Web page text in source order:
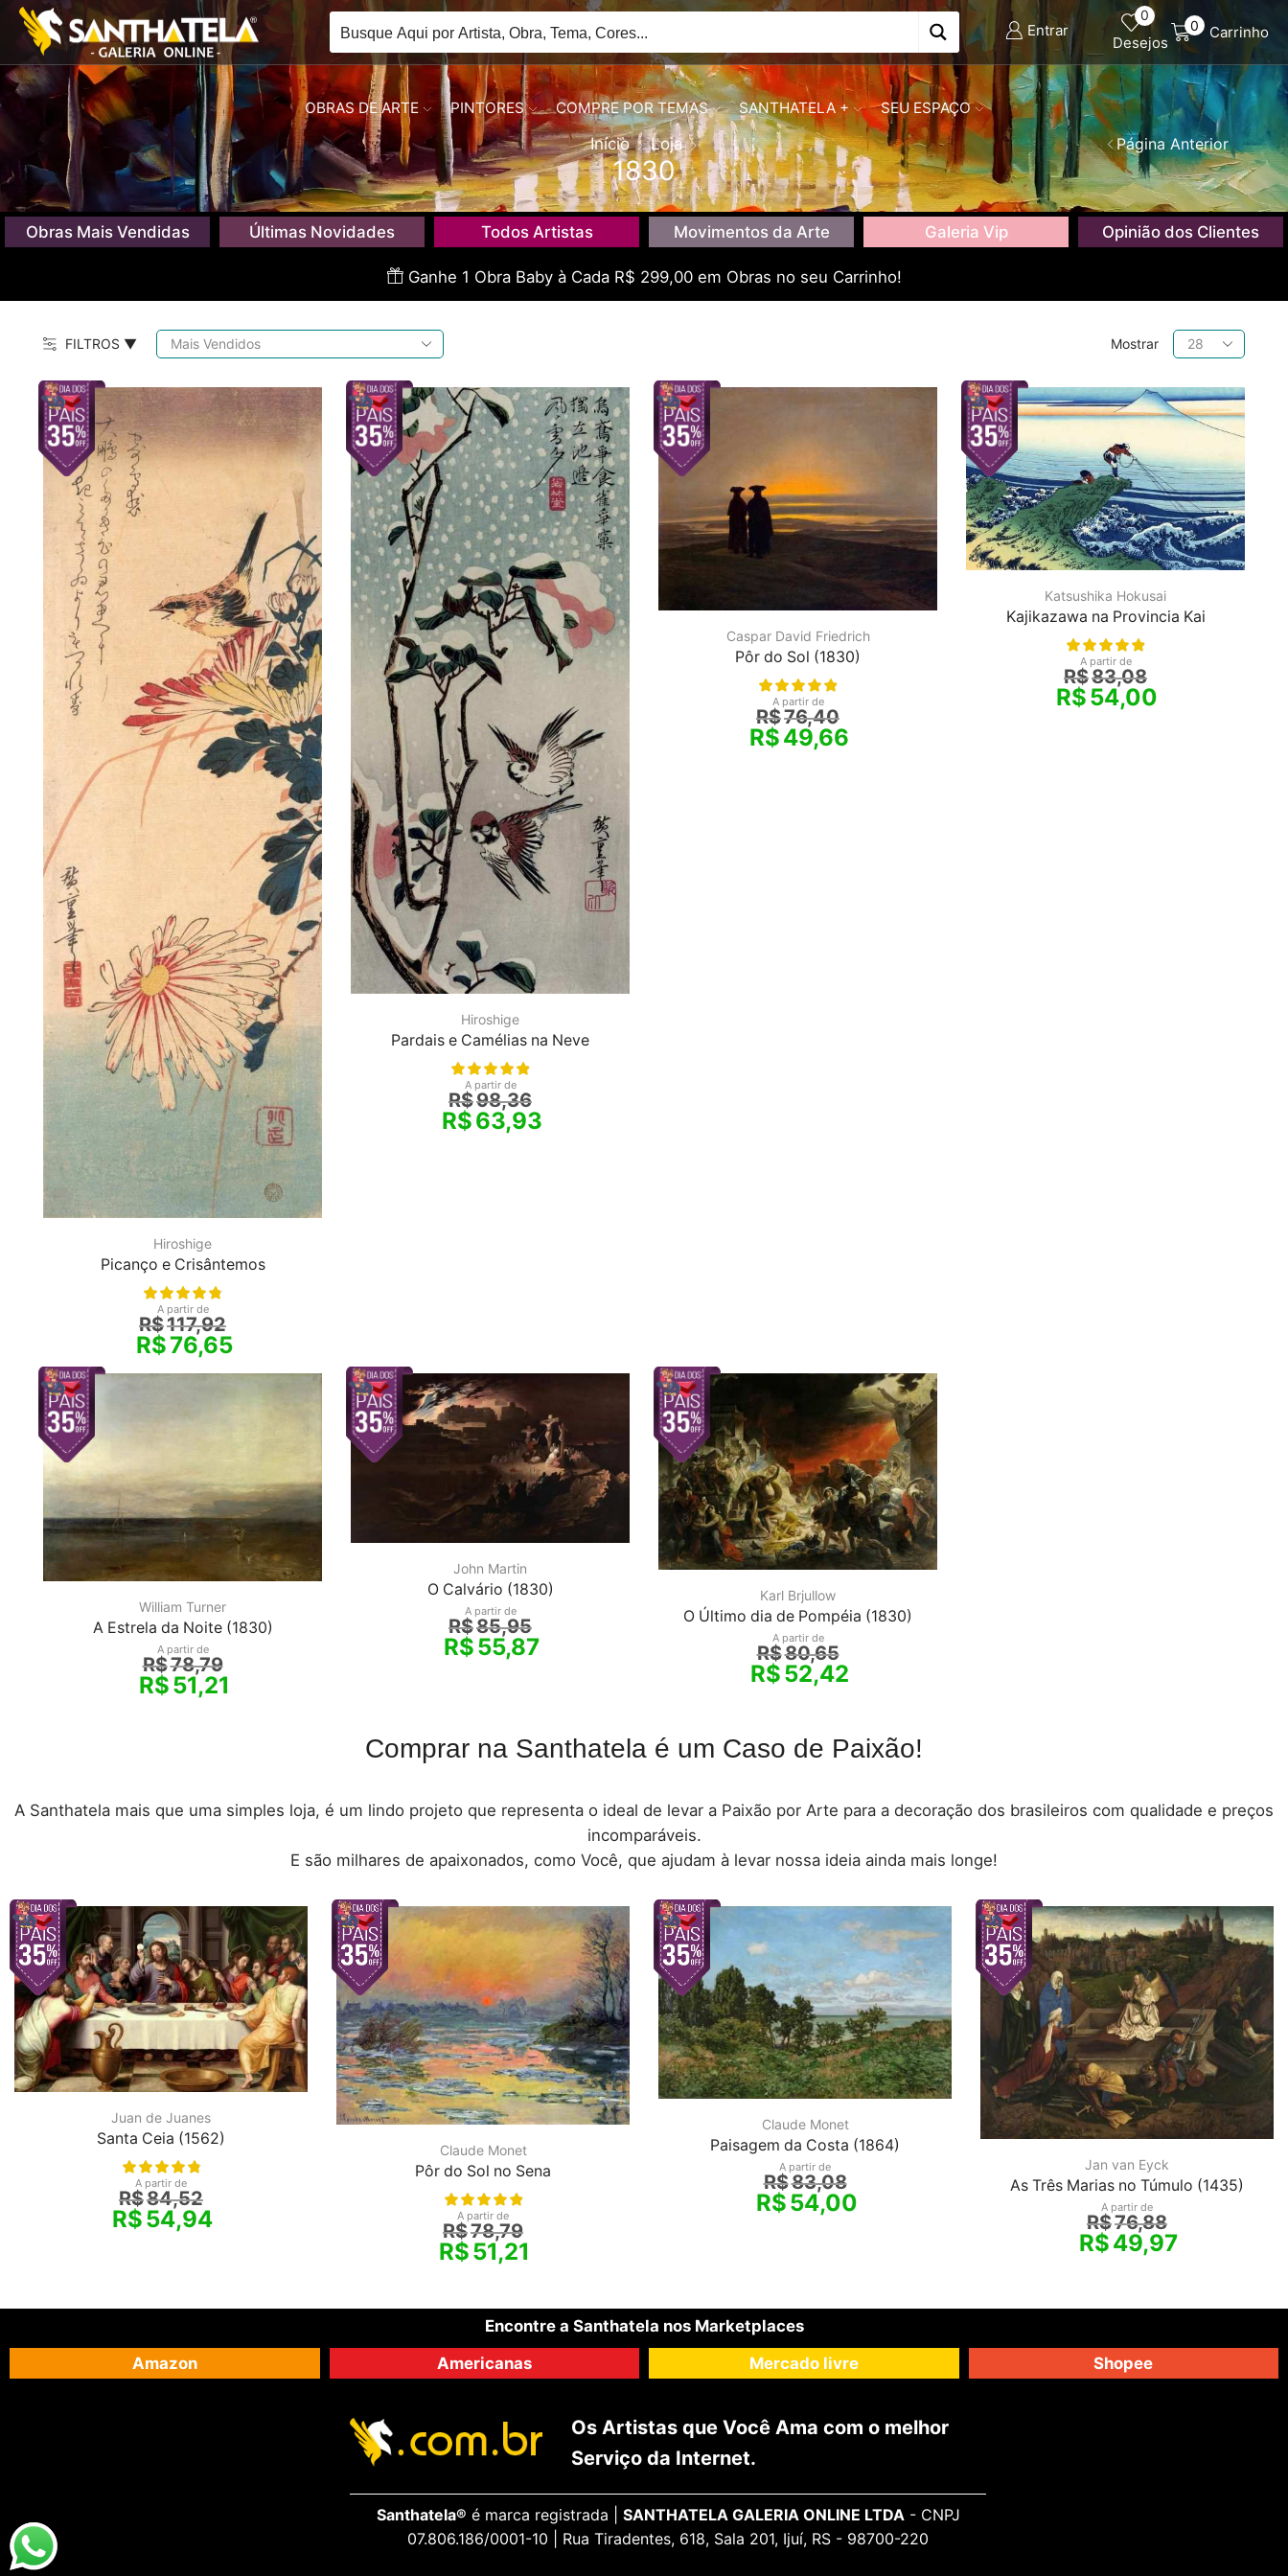
Entrar
0
Desejos
0 Carrinho
OBRAS DE ARTE PINTORES COMPRE POR TEMAS SANTHATELA + SEU ESPAÇO
Início Loja
1830
Página Anterior
Obras Mais Vendidas Últimas Novidades Todos Artistas Movimentos da Arte Galeria Vip Opinião dos Clientes
Ganhe 1 Obra Baby à Cada R$ 299,00 em Obras no seu Carrinho!
FILTROS ▼ Mostrar
Produtos
por
Hiroshige
Picanço e Crisântemos
A partir de
R$117,92
R$76,65
Hiroshige
Pardais e Camélias na Neve
A partir de
R$98,36
R$63,93
Caspar David Friedrich
Pôr do Sol (1830)
A partir de
R$76,40
R$49,66
Katsushika Hokusai
Kajikazawa na Provincia Kai
A partir de
R$83,08
R$54,00
William Turner
A Estrela da Noite (1830)
A partir de
R$78,79
R$51,21
John Martin
O Calvário (1830)
A partir de
R$85,95
R$55,87
Karl Brjullow
O Último dia de Pompéia (1830)
A partir de
R$80,65
R$52,42
Comprar na Santhatela é um Caso de Paixão!
A Santhatela mais que uma simples loja, é um lindo projeto que representa o ideal de levar a Paixão por Arte para a decoração dos brasileiros com qualidade e preços
incomparáveis.
E são milhares de apaixonados, como Você, que ajudam à levar nossa ideia ainda mais longe!
Juan de Juanes
Santa Ceia (1562)
A partir de
R$84,52
R$54,94
Claude Monet
Pôr do Sol no Sena
A partir de
R$78,79
R$51,21
Claude Monet
Paisagem da Costa (1864)
A partir de
R$83,08
R$54,00
Jan van Eyck
As Três Marias no Túmulo (1435)
A partir de
R$76,88
R$49,97
Encontre a Santhatela nos Marketplaces
Amazon
Americanas Mercado livre Shopee
Os Artistas que Você Ama com o melhor
Serviço da Internet.
Santhatela® é marca registrada | SANTHATELA GALERIA ONLINE LTDA - CNPJ
07.806.186/0001-10 | Rua Tiradentes, 618, Sala 201, Ijuí, RS - 98700-220